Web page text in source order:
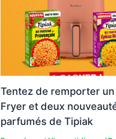
Tentez de remporter
Fryer et deux
parfumés de Tipiak